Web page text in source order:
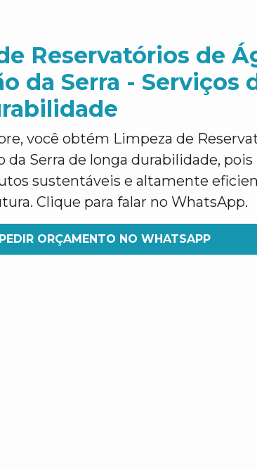
Reservatórios de
da Serra - Serviços
você obtém Limpeza de
da Serra de longa durabilidade, pois
sustentáveis e altamente
Clique para falar no WhatsApp.
PEDIR ORÇAMENTO NO WHATSAPP